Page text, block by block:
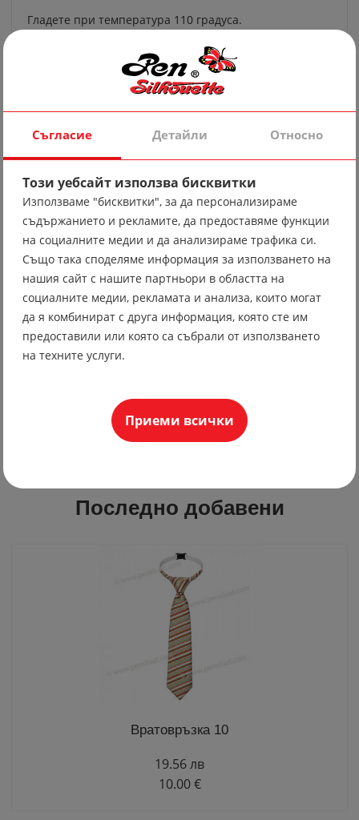
Гладете при температура 110 градуса.
Препоръчително професионално химическо чистене.
Не важи, ако продуктът се изработи от други
материали.
Последно добавени
Вратовръзка 10
19.56 лв
10.00 €
Съгласие Детайли Относно
Този уебсайт използва бисквитки
Използваме "бисквитки", за да персонализираме
съдържанието и рекламите, да предоставяме функции
на социалните медии и да анализираме трафика си.
Също така споделяме информация за използването на
нашия сайт с нашите партньори в областта на
социалните медии, рекламата и анализа, които могат
да я комбинират с друга информация, която сте им
предоставили или която са събрали от използването
на техните услуги.
Приеми всички